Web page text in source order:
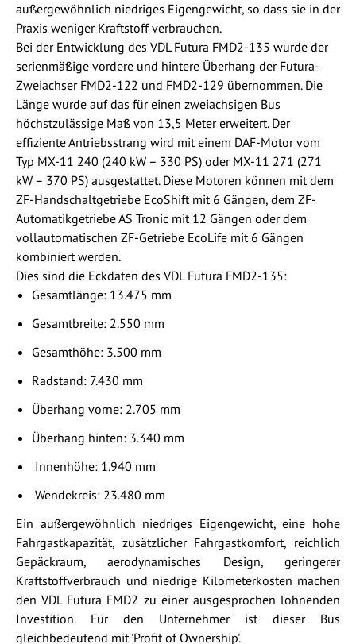
außergewöhnlich niedriges Eigengewicht, so dass sie in der
Praxis weniger Kraftstoff verbrauchen.
Bei der Entwicklung des VDL Futura FMD2-135 wurde der
serienmäßige vordere und hintere Überhang der Futura-
Zweiachser FMD2-122 und FMD2-129 übernommen. Die
Länge wurde auf das für einen zweiachsigen Bus
höchstzulässige Maß von 13,5 Meter erweitert. Der
effiziente Antriebsstrang wird mit einem DAF-Motor vom
Typ MX-11 240 (240 kW – 330 PS) oder MX-11 271 (271
kW – 370 PS) ausgestattet. Diese Motoren können mit dem
ZF-Handschaltgetriebe EcoShift mit 6 Gängen, dem ZF-
Automatikgetriebe AS Tronic mit 12 Gängen oder dem
vollautomatischen ZF-Getriebe EcoLife mit 6 Gängen
kombiniert werden.
Dies sind die Eckdaten des VDL Futura FMD2-135:
Gesamtlänge: 13.475 mm
Gesamtbreite: 2.550 mm
Gesamthöhe: 3.500 mm
Radstand: 7.430 mm
Überhang vorne: 2.705 mm
Überhang hinten: 3.340 mm
Innenhöhe: 1.940 mm
Wendekreis: 23.480 mm
Ein außergewöhnlich niedriges Eigengewicht, eine hohe
Fahrgastkapazität, zusätzlicher Fahrgastkomfort, reichlich
Gepäckraum, aerodynamisches Design, geringerer
Kraftstoffverbrauch und niedrige Kilometerkosten machen
den VDL Futura FMD2 zu einer ausgesprochen lohnenden
Investition. Für den Unternehmer ist dieser Bus
gleichbedeutend mit 'Profit of Ownership'.